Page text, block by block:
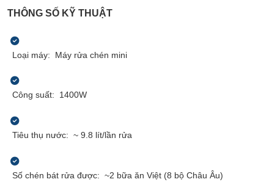
THÔNG SỐ KỸ THUẬT
Loại máy: Máy rửa chén mini
Công suất: 1400W
Tiêu thụ nước:~ 9.8 lít/lần rửa
Số chén bát rửa được: ~2 bữa ăn Việt (8 bộ Châu Âu)